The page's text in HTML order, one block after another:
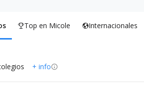
Top en Micole Internacionales
+ info